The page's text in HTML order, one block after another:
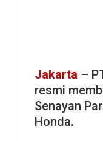
Jakarta –
resmi
Senayan
Honda.